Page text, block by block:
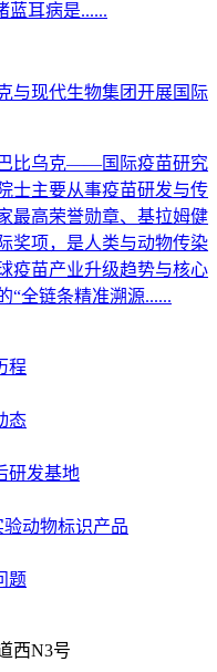
蓝耳病是......
与现代生物集团开展国际
比乌克——国际疫苗研究
士主要从事疫苗研发与传
最高荣誉勋章、基拉姆健
奖项，是人类与动物传染
疫苗产业升级趋势与核心
“全链条精准溯源......
程
态
研发基地
验动物标识产品
题
西N3号